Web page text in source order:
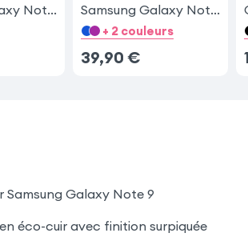
Note
Samsung Galaxy Note
9
+ 2 couleurs
39,90 €
Samsung Galaxy Note 9
éco-cuir avec finition surpiquée